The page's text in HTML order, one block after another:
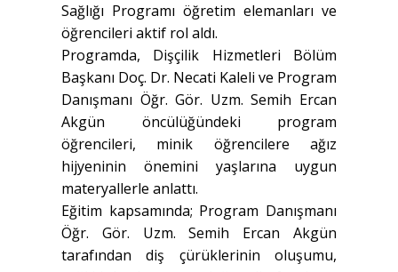
Sağlığı Programı öğretim elemanları ve
öğrencileri aktif rol aldı.
Programda, Dişçilik Hizmetleri Bölüm
Başkanı Doç. Dr. Necati Kaleli ve Program
Danışmanı Öğr. Gör. Uzm. Semih Ercan
Akgün öncülüğündeki program
öğrencileri, minik öğrencilere ağız
hijyeninin önemini yaşlarına uygun
materyallerle anlattı.
Eğitim kapsamında; Program Danışmanı
Öğr. Gör. Uzm. Semih Ercan Akgün
tarafından diş çürüklerinin oluşumu,